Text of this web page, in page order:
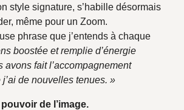
style signature, s’habille désormais
même pour un Zoom.
phrase que j’entends à chaque
boostée et remplie d’énergie
avons fait l’accompagnement
de nouvelles tenues. »
pouvoir de l’image.